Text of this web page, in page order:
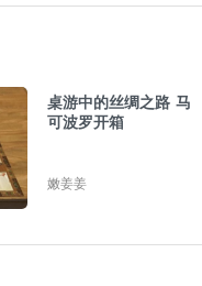
桌游中的丝绸之路 马
可波罗开箱
嫩姜姜